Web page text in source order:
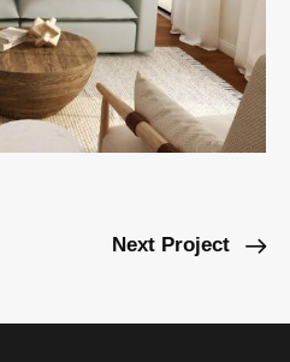
Next Project